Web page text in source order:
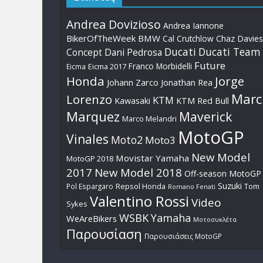
Andrea Dovizioso Andrea Iannone
BikerOfTheWeek BMW Cal Crutchlow Chaz Davies
Concept Dani Pedrosa Ducati Ducati Team
Eicma Eicma 2017 Franco Morbidelli Future
Honda Johann Zarco Jonathan Rea Jorge
Lorenzo Kawasaki KTM KTM Red Bull Marc
Marquez Marco Melandri Maverick
Vinales Moto2 Moto3 MotoGP
MotoGP 2018 Movistar Yamaha New Model
2017 New Model 2018 Off-season MotoGP
Pol Espargaro Repsol Honda Romano Fenati Suzuki Tom
Sykes Valentino Rossi Video
WeAreBikers WSBKYamaha Μοτοσυκλέτα
Παρουσίαση Παρουσιάσεις MotoGP